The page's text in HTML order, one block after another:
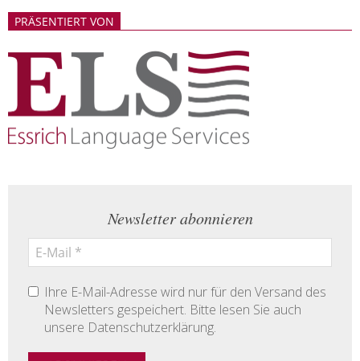
21PRÄSENTIERT VON
Newsletter abonnieren
Ihre E-Mail-Adresse wird nur für den Versand des
Newsletters gespeichert. Bitte lesen Sie auch
unsere Datenschutzerklärung.